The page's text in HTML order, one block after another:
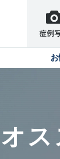
オス